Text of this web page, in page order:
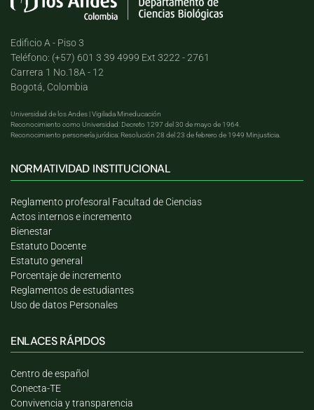
Edificio A - Piso 3
Teléfono: (+57) 601 3 39 4999 Ext 3222 - 2761
Carrera 1 No.18A - 12
Bogotá, Colombia
Universidad de los Andes | Vigilada Mineducación
Reconocimiento como Universidad: Decreto 1297 del 30 de mayo de 1964.
Reconocimiento personería jurídica: Resolución 28 del 23 de febrero de 1949 Minjusticia.
NORMATIVIDAD INSTITUCIONAL
Reglamento profesoral Facultad de Ciencias
Actos internos e incremento
Bienestar
Estatuto Docente
Estatuto general
Porcentaje de incremento
Reglamentos de estudiantes
Uso de datos Personales
ENLACES RÁPIDOS
Centro de español
Conecta-TE
Convivencia y transparencia